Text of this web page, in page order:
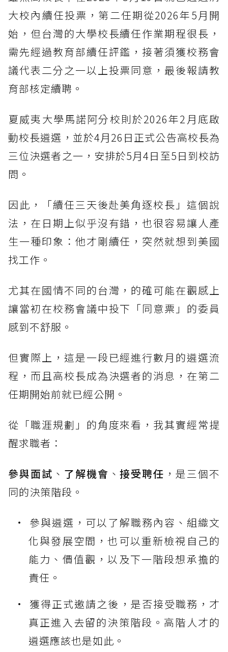
大校內續任投票，第二任期從2026年5月開
始，但台灣的大學校長續任作業期程很長，
需先經過教育部續任評鑑，接著須獲校務會
議代表二分之一以上投票同意，最後報請教
育部核定續聘。
夏威夷大學馬諾阿分校則於2026年2月底啟
動校長遴選，並於4月26日正式公告高校長為
三位決選者之一，安排於5月4日至5日到校訪
問。
因此，「續任三天後赴美角逐校長」這個說
法，在日期上似乎沒有錯，也很容易讓人產
生一種印象：他才剛續任，突然就想到美國
找工作。
尤其在國情不同的台灣，的確可能在觀感上
讓當初在校務會議中投下「同意票」的委員
感到不舒服。
但實際上，這是一段已經進行數月的遴選流
程，而且高校長成為決選者的消息，在第二
任期開始前就已經公開。
從「職涯規劃」的角度來看，我其實經常提
醒求職者：
參與面試 、 了解機會 、接受聘任 ，是三個不
同的決策階段。
參與遴選，可以了解職務內容、組織文
化與發展空間，也可以重新檢視自己的
能力、價值觀，以及下一階段想承擔的
責任。
獲得正式邀請之後，是否接受職務，才
真正進入去留的決策階段。高階人才的
遴選應該也是如此。